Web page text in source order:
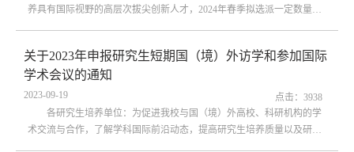
养具有国际视野的高层次拔尖创新人才，2024年春季拟选派一定数量的
（一）拥护中国共产党的领导，热爱社会主义祖国，具有良好的思想品
德和政治素质，无违法违纪记录，具有学成回国为祖国建设服务的事业
心和责任感。（二）遵纪守法，品...
关于2023年申报研究生短期国（境）外访学和参加国际
学术会议的通知
2023-09-19 点击： 3938
各研究生培养单位：为促进我校与国（境）外高校、科研机构的学
术交流与合作，了解学科国际前沿动态，提高研究生培养质量以及研究